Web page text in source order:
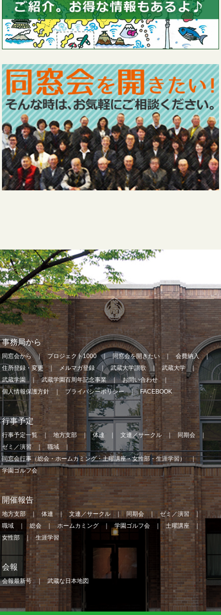
事務局から
同窓会から プロジェクト1000 同窓会を開きたい
会費納入
住所登録・変更
メルマガ登録 武蔵大学讃歌
武蔵大学
武蔵学園
武蔵学園百周年記念事業
お問い合わせ
個人情報保護方針
プライバシーポリシー FACEBOOK
行事予定
行事予定一覧 地方支部 体連 文連／サークル
同期会
ゼミ／演習
職域
同窓会行事（総会・ホームカミング・土曜講座・女性部・生涯学習）
学園ゴルフ会
開催報告
地方支部 体連 文連／サークル 同期会
ゼミ／演習
職域
総会 ホームカミング 学園ゴルフ会
土曜講座
女性部
生涯学習
会報
会報最新号 武蔵な日本地図